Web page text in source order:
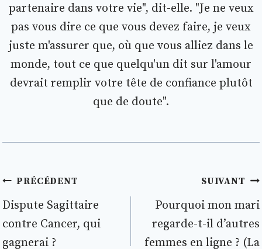
partenaire dans votre vie", dit-elle. "Je ne veux
pas vous dire ce que vous devez faire, je veux
juste m'assurer que, où que vous alliez dans le
monde, tout ce que quelqu'un dit sur l'amour
devrait remplir votre tête de confiance plutôt
que de doute".
Navigation
de
l’article
PRÉCÉDENT
Dispute Sagittaire
contre Cancer, qui
gagnerai ?
SUIVANT
Pourquoi mon mari
regarde-t-il d’autres
femmes en ligne ? (La